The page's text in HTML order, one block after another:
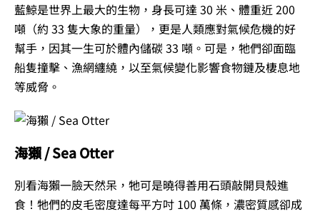
藍鯨是世界上最大的生物，身長可達 30 米、體重近 200
噸（約 33 隻大象的重量），更是人類應對氣候危機的好
幫手，因其一生可於體內儲碳 33 噸。可是，牠們卻面臨
船隻撞擊、漁網纏繞，以至氣候變化影響食物鏈及棲息地
等威脅。
海獺 / Sea Otter
別看海獺一臉天然呆，牠可是曉得善用石頭敲開貝殼進
食！牠們的皮毛密度達每平方吋 100 萬條，濃密質感卻成